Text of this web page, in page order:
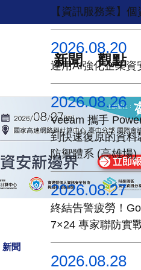
新聞 觀點
新聞
【資訊服務業】
2026.08.20
運用AI強化企業資
2026.08.26
Veeam 攜手
到快速復原的資
防禦體系 (高雄場)
2026.08.27
終結告警疲勞！
7×24 專家聯防實
2026.08.28